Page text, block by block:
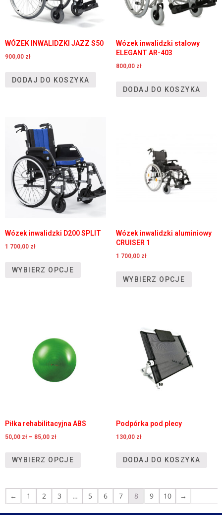
WÓZEK INWALIDZKI JAZZ S50
900,00 zł
DODAJ DO KOSZYKA
Wózek inwalidzki stalowy
ELEGANT AR-403
800,00 zł
DODAJ DO KOSZYKA
Wózek inwalidzki D200 SPLIT
1 700,00 zł
WYBIERZ OPCJE
Wózek inwalidzki aluminiowy
CRUISER 1
1 700,00 zł
WYBIERZ OPCJE
Piłka rehabilitacyjna ABS
50,00 zł – 85,00 zł
WYBIERZ OPCJE
Podpórka pod plecy
130,00 zł
DODAJ DO KOSZYKA
← 1 2 3 … 5 6 7 8 9 10 →